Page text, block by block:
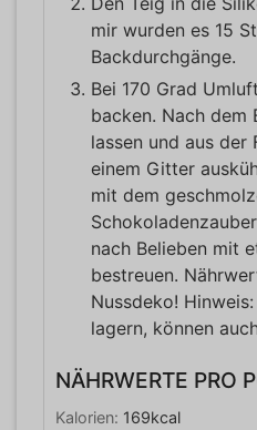
mir wurden es 15
Backdurchgänge.
Bei 170 Grad
backen. Nach dem
lassen und aus der
einem Gitter
mit dem
nach Belieben mit
bestreuen.
Nussdeko!
lagern, können
NÄHRWERTE PRO
Kalorien: 169kcal